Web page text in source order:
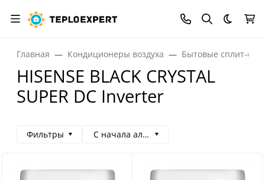
Темная
Главная Кондиционеры воздуха Бытовые сплит-
HISENSE BLACK CRYSTAL
SUPER DC Inverter
Фильтры С начала алфавита